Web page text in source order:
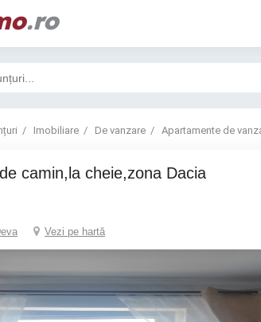
.ro
Imobiliare De vanzare Apartamente de
de camin,la cheie,zona Dacia
Vezi pe hartă